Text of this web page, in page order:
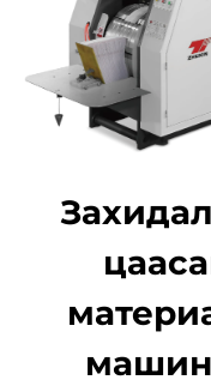
Холбоо Барих
Түгээмэл асуулт
машин